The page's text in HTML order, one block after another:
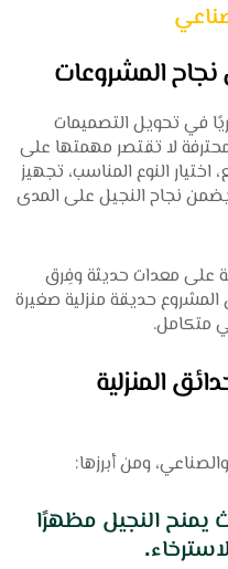
المشروعات
في تحويل التصميمات
لا تقتصر مهمتها على
النوع المناسب، تجهيز
يضمن نجاح النجيل على المدى
على معدات حديثة وفِرق
حديقة منزلية صغيرة
متكامل.
المنزلية
ومن أبرزها:
يمنح النجيل مظهرًا